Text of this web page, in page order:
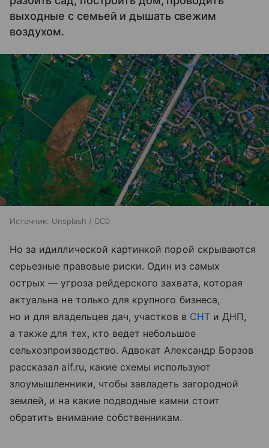
выходные с семьей и дышать свежим
воздухом.
Источник: Unsplash / CC0
Но за идиллической картинкой порой скрываются
серьезные правовые риски. Один из самых
острых — угроза рейдерского захвата, которая
актуальна не только для крупного бизнеса,
но и для владельцев дач, участков в СНТи ДНП,
а также для тех, кто ведет небольшое
сельхозпроизводство. Адвокат Александр Борзов
рассказал aif.ru, какие схемы используют
злоумышленники, чтобы завладеть загородной
землей, и на какие подводные камни стоит
обратить внимание собственникам.